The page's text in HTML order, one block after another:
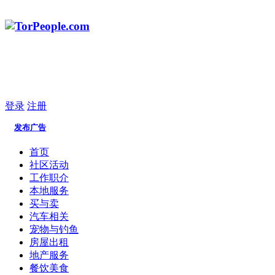
登录 注册
发布广告
首页
社区活动
工作职介
本地服务
买与卖
汽车相关
宠物与钓鱼
房屋出租
地产服务
餐饮美食